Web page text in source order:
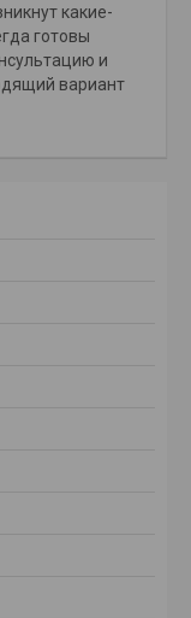
какие-
готовы
и
вариант